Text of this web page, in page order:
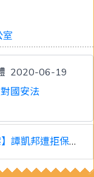
室
2020-06-19
國安法
inmediahk.net/node/社運/【初選47人案】譚凱邦遭拒保釋-律政司指主張清算前黑警及制裁官員